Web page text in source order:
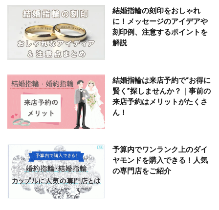
結婚指輪の刻印をおしゃれ
に！メッセージのアイデアや
刻印例、注意するポイントを
解説
結婚指輪は来店予約で“お得に
賢く”探しませんか？｜事前の
来店予約はメリットがたくさ
ん！
予算内でワンランク上のダイ
ヤモンドを購入できる！人気
の専門店をご紹介